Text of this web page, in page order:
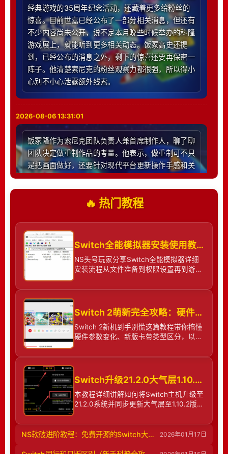
经典游戏的35周年纪念活动，还藏着更多给粉丝的
惊喜。目前世嘉已经公布了一部分相关消息，但还有
不少内容尚未公开，说不定本月晚些时候举办的科隆
游戏展上，就能听到更多相关动态。饭冢高史还提
到，已经公布的消息之外，剩下的惊喜还要再保密一
阵子。他清楚索尼克的粉丝观察力都很强，所以得小
心别不小心泄露额外线索。
2026-08-06 13:31:01
饭冢隆作为索尼克团队负责人兼首席制作人，聊了聊
团队决定做重制作品的考量。他表示，做重制可不只
是把画面做好，还要针对现代平台更新操作手感和关
卡设计。团队会留意粉丝的相关诉求，但核心始终是
打造全新的索尼克游戏体验。 粉丝们热情很高，总
在呼吁重制或者复刻作品，我个人就很期待《索尼克
每个老作品都有自己的受众，我们会认真关注大家希
望重温哪些游戏内容。 做好重制远比提升画面要复
杂，得重新打磨操作、关卡设计、技术和呈现方式这
些，得贴合现在玩家的期待，有时候花的时间精力甚
至和做全新游戏差不多。这也让我们更愿意把资源放
在打造全新的索尼克体验上，但这不代表我们忘了老
作品，它们的思路和经验，对我们打造索尼克的未来
依然很重要。
2026-08-06 12:42:01
终于等到热门游戏我的世界的任天堂Switch 2版本
发售日啦。这次的新版做了不少升级，默认自带鲜活
光影效果，广受玩家喜爱的超级马里奥混搭包也同步
优化后的光照、阴影特效等内容，超级马里奥混搭包
🔥 热门教程
Switch全能模拟器安装使用教程
NS头号玩家分享Switch全能模拟器详细
安装流程从文件准备到权限设置再到游戏
机
Switch 2萌新完全攻略：硬件参数、卡带密码、数据迁移！
Switch 2新机到手别慌这篇教程带你搞懂
硬件参数变化、新版卡带类型区分，以及
的方法步骤。
Switch升级21.2.0大气层1.10.2教程
本教程详细讲解如何将Switch主机升级至
21.2.0系统并同步更新大气层至1.10.2版
步安装验证的全过程，指导你安全完成离
线升级。
NS软破进阶教程：免费开源的Switch大气层自定义系统解决方案 2026年01月17日